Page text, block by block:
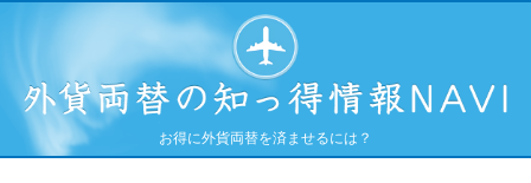
お得に外貨両替を済ませるには？